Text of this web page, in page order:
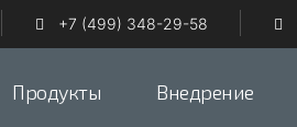
+7 (499) 348-29-58
Продукты Внедрение